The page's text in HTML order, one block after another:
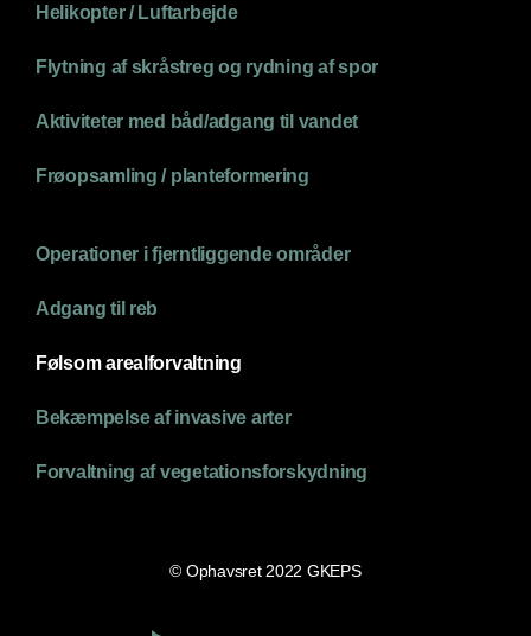
Helikopter / Luftarbejde
Flytning af skråstreg og rydning af spor
Aktiviteter med båd/adgang til vandet
Frøopsamling / planteformering
Operationer i fjerntliggende områder
Adgang til reb
Følsom arealforvaltning
Bekæmpelse af invasive arter
Forvaltning af vegetationsforskydning
© Ophavsret 2022 GKEPS